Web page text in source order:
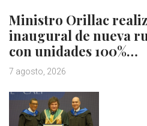
Ministro Orillac
inaugural de nueva
con unidades 100%…
7 agosto, 2026